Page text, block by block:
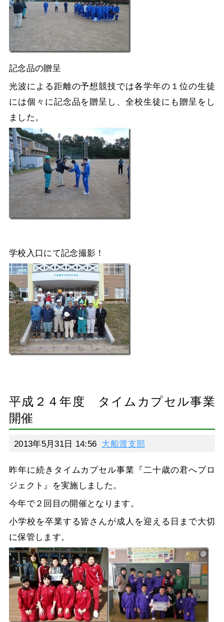
記念品の贈呈
光波による距離の予想競技では各学年の１位の生徒
には個々に記念品を贈呈し、全校生徒にも贈呈をし
ました。
学校入口にて記念撮影！
平成２４年度 タイムカプセル事業
開催
2013年5月31日 14:56 大船渡支部
昨年に続きタイムカプセル事業『二十歳の君へプロ
ジェクト』を実施しました。
今年で２回目の開催となります。
小学校を卒業する皆さんが成人を迎える日まで大切
に保管します。